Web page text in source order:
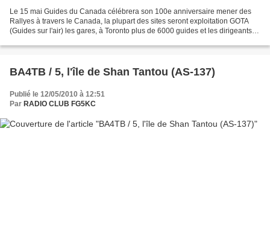
Le 15 mai Guides du Canada célébrera son 100e anniversaire mener des
Rallyes à travers le Canada, la plupart des sites seront exploitation GOTA
(Guides sur l'air) les gares, à Toronto plus de 6000 guides et les dirigeants
BA4TB / 5, l'île de Shan Tantou (AS-137)
Publié le 12/05/2010 à 12:51
Par RADIO CLUB FG5KC